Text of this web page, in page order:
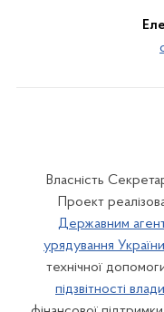
Власність
Проект
Державним
урядування України
технічної
підзвітності